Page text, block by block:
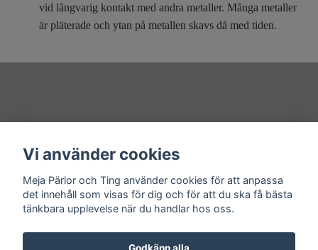
vid långvarig kontakt med andra metaller. Många metaller
är pläterade och ytan på metallen skavs då med tiden.
Sociala medier
Vi använder cookies
Meja Pärlor och Ting använder cookies för att anpassa
det innehåll som visas för dig och för att du ska få bästa
tänkbara upplevelse när du handlar hos oss.
Godkänn alla